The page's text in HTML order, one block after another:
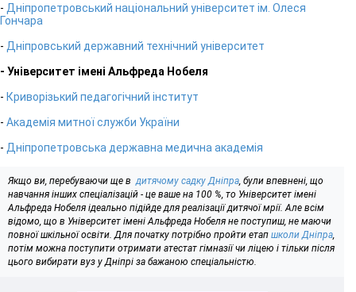
- Дніпропетровський національний університет ім. Олеся
Гончара
- Дніпровський державний технічний університет
- Університет імені Альфреда Нобеля
- Криворізький педагогічний інститут
- Академія митної служби України
- Дніпропетровська державна медична академія
Якщо ви, перебуваючи ще в дитячому садку Дніпра , були впевнені, що
навчання інших спеціалізацій - це ваше на 100 %, то Університет імені
Альфреда Нобеля ідеально підійде для реалізації дитячої мрії. Але всім
відомо, що в Університет імені Альфреда Нобеля не поступиш, не маючи
повної шкільної освіти. Для початку потрібно пройти етап школи Дніпра
потім можна поступити отримати атестат гімназії чи ліцею і тільки після
цього вибирати вуз у Дніпрі за бажаною спеціальністю.